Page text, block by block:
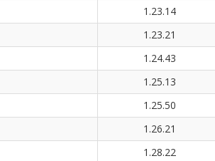
1.23.14
1.23.21
1.24.43
1.25.13
1.25.50
1.26.21
1.28.22